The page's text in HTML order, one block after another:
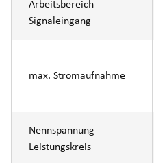
Arbeitsbereich
Signaleingang
max. Stromaufnahme
Nennspannung
Leistungskreis